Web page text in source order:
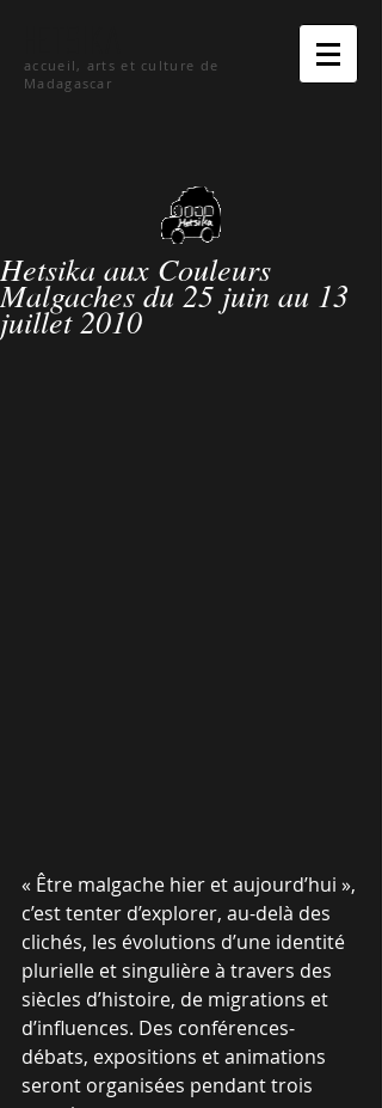
accueil, arts et culture de
Madagascar
Hetsika aux Couleurs
Malgaches du 25 juin au 13
juillet 2010
« Être malgache hier et aujourd’hui »,
c’est tenter d’explorer, au-delà des
clichés, les évolutions d’une identité
plurielle et singulière à travers des
siècles d’histoire, de migrations et
d’influences. Des conférences-
débats, expositions et animations
seront organisées pendant trois